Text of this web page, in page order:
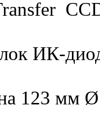
ИК-
123 мм